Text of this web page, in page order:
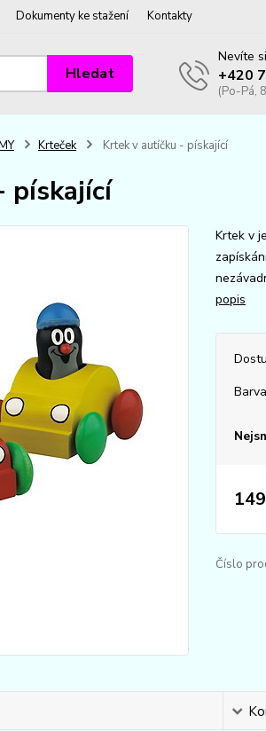
Dokumenty ke stažení Kontakty
Hledat
Nevíte
+420
(Po-Pá,
Krteček Krtek v autíčku - pískající
pískající
Krtek v
popis
Barva
Číslo